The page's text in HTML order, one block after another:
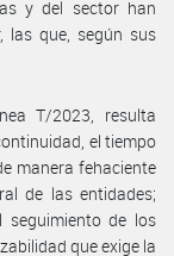
y del sector han
las que, según sus
T/2023, resulta
el tiempo
manera fehaciente
de las entidades;
seguimiento de los
que exige la